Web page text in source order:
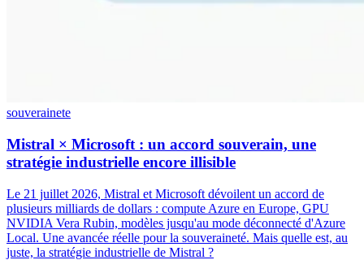
souverainete
Mistral × Microsoft : un accord souverain, une
stratégie industrielle encore illisible
Le 21 juillet 2026, Mistral et Microsoft dévoilent un accord de
plusieurs milliards de dollars : compute Azure en Europe, GPU
NVIDIA Vera Rubin, modèles jusqu'au mode déconnecté d'Azure
Local. Une avancée réelle pour la souveraineté. Mais quelle est, au
juste, la stratégie industrielle de Mistral ?